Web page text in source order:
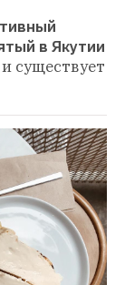
в Якутии
существует